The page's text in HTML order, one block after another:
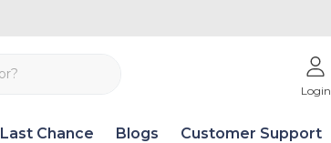
Login
Last Chance Blogs Customer Support